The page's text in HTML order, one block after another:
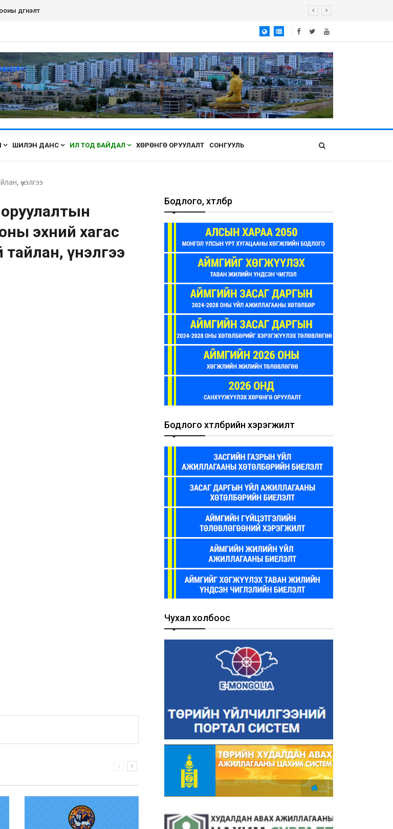
дүгнэлт
ШИЛЭН ДАНС ИЛ ТОД БАЙДАЛ ХӨРӨНГӨ ОРУУЛАЛТ СОНГУУЛЬ
үнэлгээ
оруулалтын
эхний хагас
тайлан, үнэлгээ
Бодлого, хөтөлбөр
Бодлого хөтөлбөрийн хэрэгжилт
Чухал холбоос